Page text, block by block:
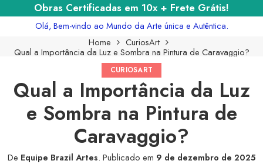
Obras Certificadas em 10x + Frete Grátis!
Olá, Bem-vindo ao Mundo da Arte única e Autêntica.
Home
CuriosArt
Qual a Importância da Luz e Sombra na Pintura de Caravaggio?
CURIOSART
Qual a Importância da Luz
e Sombra na Pintura de
Caravaggio?
De Equipe Brazil Artes. Publicado em 9 de dezembro de 2025